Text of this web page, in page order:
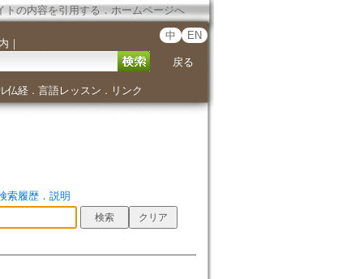
トの内容を引用する ． ホームページへ
｜
中 EN
戻る
仏経． 言語レッスン ． リンク
索履歴． 説明